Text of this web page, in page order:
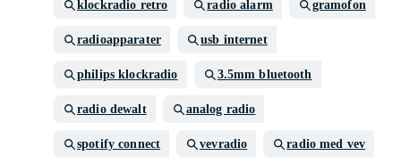
klockradio retro radio alarm gramofon
radioapparater usb internet
philips klockradio 3.5mm bluetooth
radio dewalt analog radio
spotify connect vevradio radio med vev